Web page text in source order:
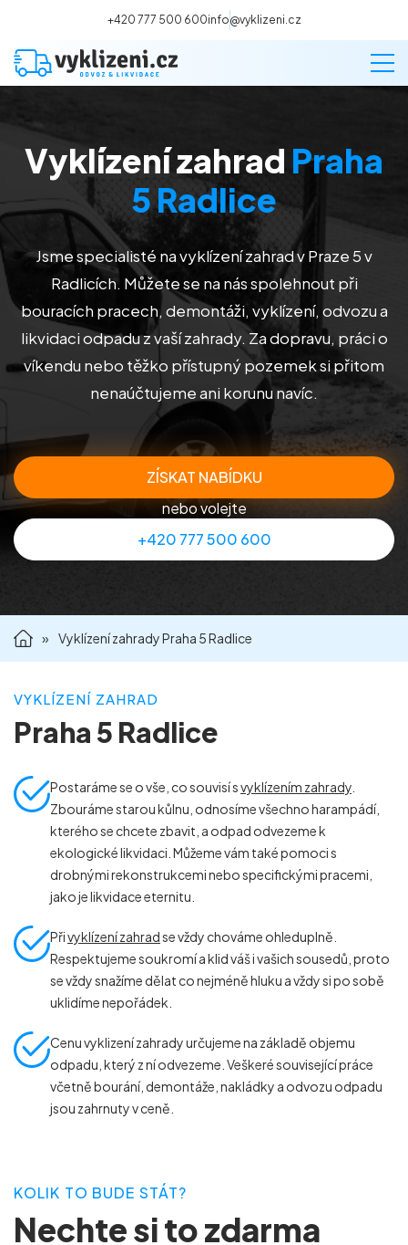
+420 777 500 600info@vyklizeni.cz
Vyklízení
Stěhování
Malování
Deratizace a dezinsekce
Úklid
Příprava nemovitostí na prodej
Vyklízení zahrad Praha
5 Radlice
Jsme specialisté na vyklízení zahrad v Praze 5 v
Radlicích. Můžete se na nás spolehnout při
bouracích pracech, demontáži, vyklízení, odvozu a
likvidaci odpadu z vaší zahrady. Za dopravu, práci o
víkendu nebo těžko přístupný pozemek si přitom
nenaúčtujeme ani korunu navíc.
ZÍSKAT NABÍDKU
nebo volejte
+420 777 500 600
» Vyklízení zahrady Praha 5 Radlice
VYKLÍZENÍ ZAHRAD
Praha 5 Radlice
Postaráme se o vše, co souvisí svyklízením zahrady
Zbouráme starou kůlnu, odnosíme všechno harampádí,
kterého se chcete zbavit, a odpad odvezeme k
ekologické likvidaci. Můžeme vám také pomoci s
drobnými rekonstrukcemi nebo specifickými pracemi,
jako je likvidace eternitu.
Přivyklízení zahradse vždy chováme ohleduplně.
Respektujeme soukromí a klid váš i vašich sousedů, proto
se vždy snažíme dělat co nejméně hluku a vždy si po sobě
uklidíme nepořádek.
Cenu vyklizení zahrady určujeme na základě objemu
odpadu, který z ní odvezeme. Veškeré související práce
včetně bourání, demontáže, nakládky a odvozu odpadu
jsou zahrnuty v ceně.
KOLIK TO BUDE STÁT?
Nechte si to zdarma